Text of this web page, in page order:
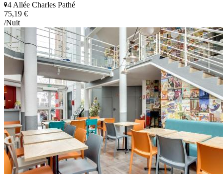
4 Allée Charles Pathé
75,19 €
/Nuit